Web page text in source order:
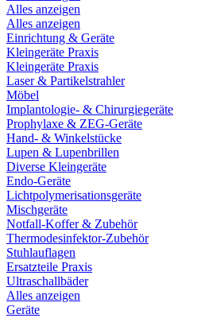
Alles anzeigen
Alles anzeigen
Einrichtung & Geräte
Kleingeräte Praxis
Kleingeräte Praxis
Laser & Partikelstrahler
Möbel
Implantologie- & Chirurgiegeräte
Prophylaxe & ZEG-Geräte
Hand- & Winkelstücke
Lupen & Lupenbrillen
Diverse Kleingeräte
Endo-Geräte
Lichtpolymerisationsgeräte
Mischgeräte
Notfall-Koffer & Zubehör
Thermodesinfektor-Zubehör
Stuhlauflagen
Ersatzteile Praxis
Ultraschallbäder
Alles anzeigen
Geräte